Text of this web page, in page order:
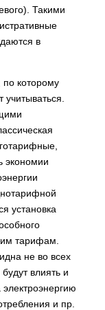
Такими
в
которому
учитываться.
экономии
установка
тарифам.
не во всех
влиять и
и пр.